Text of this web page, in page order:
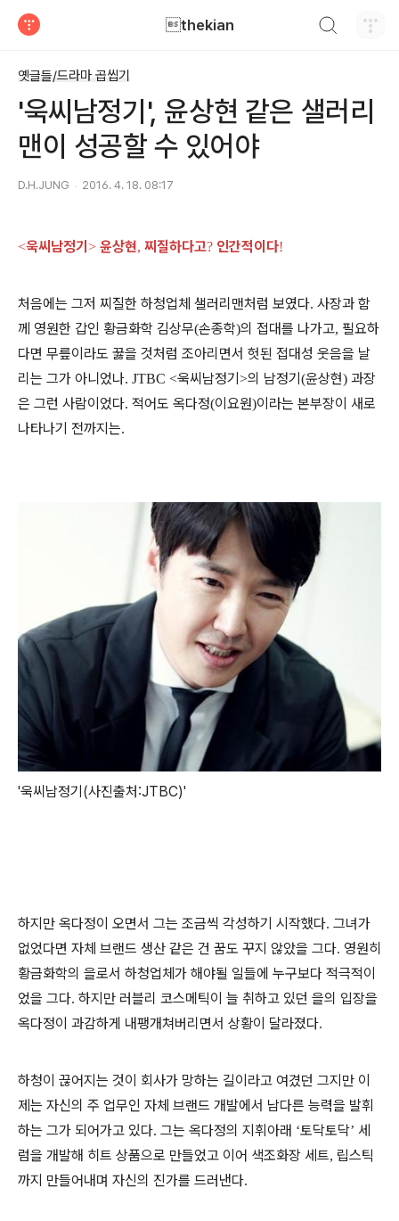
thekian
옛글들/드라마 곱씹기
'욱씨남정기', 윤상현 같은 샐러리
맨이 성공할 수 있어야
D.H.JUNG 2016. 4. 18. 08:17
<욱씨남정기 > 윤상현, 찌질하다고? 인간적이다!
처음에는 그저 찌질한 하청업체 샐러리맨처럼 보였다. 사장과 함
께 영원한 갑인 황금화학 김상무(손종학)의 접대를 나가고, 필요하
다면 무릎이라도 꿇을 것처럼 조아리면서 헛된 접대성 웃음을 날
리는 그가 아니었나. JTBC <욱씨남정기 >의 남정기 (윤상현) 과장
은 그런 사람이었다. 적어도 옥다정(이요원)이라는 본부장이 새로
나타나기 전까지는.
'욱씨남정기(사진출처:JTBC)'
하지만 옥다정이 오면서 그는 조금씩 각성하기 시작했다. 그녀가
없었다면 자체 브랜드 생산 같은 건 꿈도 꾸지 않았을 그다. 영원히
황금화학의 을로서 하청업체가 해야될 일들에 누구보다 적극적이
었을 그다. 하지만 러블리 코스메틱이 늘 취하고 있던 을의 입장을
옥다정이 과감하게 내팽개쳐버리면서 상황이 달라졌다.
하청이 끊어지는 것이 회사가 망하는 길이라고 여겼던 그지만 이
제는 자신의 주 업무인 자체 브랜드 개발에서 남다른 능력을 발휘
하는 그가 되어가고 있다. 그는 옥다정의 지휘아래 ‘토닥토닥’ 세
럼을 개발해 히트 상품으로 만들었고 이어 색조화장 세트, 립스틱
까지 만들어내며 자신의 진가를 드러낸다.